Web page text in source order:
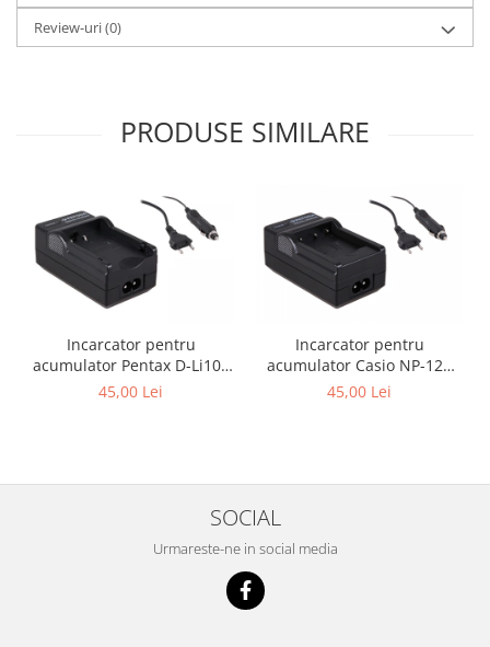
Review-uri(0)
PRODUSE SIMILARE
Incarcator pentru
acumulator Pentax D-Li109
Patona
45,00 Lei
Incarcator pentru
acumulator Casio NP-120
Patona
45,00 Lei
SOCIAL
Urmareste-ne in social media